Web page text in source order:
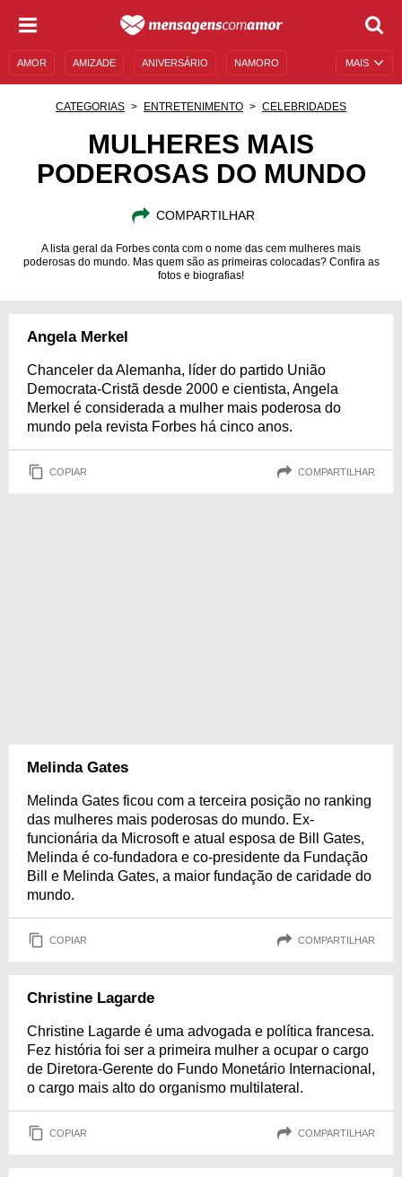
MAIS
AMOR AMIZADE ANIVERSÁRIO NAMORO
MENSAGENS E FRASES MENSAGENS DE ANIVERSÁRIO
CATEGORIAS ENTRETENIMENTO CELEBRIDADES
MULHERES MAIS
PODEROSAS DO MUNDO
COMPARTILHAR
A lista geral da Forbes conta com o nome das cem mulheres mais
poderosas do mundo. Mas quem são as primeiras colocadas? Confira as
fotos e biografias!
Angela Merkel
Chanceler da Alemanha, líder do partido União
Democrata-Cristã desde 2000 e cientista, Angela
Merkel é considerada a mulher mais poderosa do
mundo pela revista Forbes há cinco anos.
COPIAR COMPARTILHAR
Melinda Gates
Melinda Gates ficou com a terceira posição no ranking
das mulheres mais poderosas do mundo. Ex-
funcionária da Microsoft e atual esposa de Bill Gates,
Melinda é co-fundadora e co-presidente da Fundação
Bill e Melinda Gates, a maior fundação de caridade do
mundo.
COPIAR COMPARTILHAR
Christine Lagarde
Christine Lagarde é uma advogada e política francesa.
Fez história foi ser a primeira mulher a ocupar o cargo
de Diretora-Gerente do Fundo Monetário Internacional,
o cargo mais alto do organismo multilateral.
COPIAR COMPARTILHAR